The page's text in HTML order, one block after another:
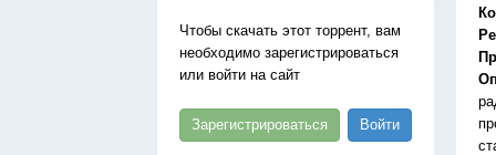
Чтобы скачать этот торрент, вам
необходимо зарегистрироваться
или войти на сайт
Зарегистрироваться Войти